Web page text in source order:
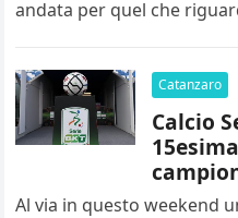
andata per quel che
Catanzaro
Calcio
Al via in questo weekend